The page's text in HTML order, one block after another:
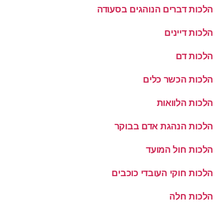
הלכות דברים הנוהגים בסעודה
הלכות דיינים
הלכות דם
הלכות הכשר כלים
הלכות הלוואות
הלכות הנהגת אדם בבוקר
הלכות חול המועד
הלכות חוקי העובדי כוכבים
הלכות חלה